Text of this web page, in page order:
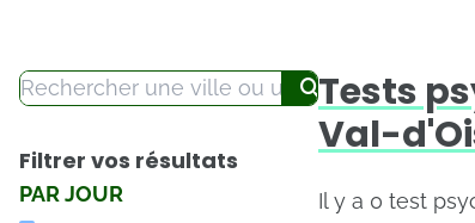
Filtrer vos résultats
PAR JOUR
Tests
Val-
Il y a 0 test